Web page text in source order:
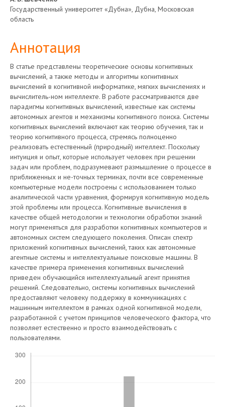
Государственный университет «Дубна», Дубна, Московская
область
Аннотация
В статье представлены теоретические основы когнитивных
вычислений, а также методы и алгоритмы когнитивных
вычислений в когнитивной информатике, мягких вычислениях и
вычислитель-ном интеллекте. В работе рассматриваются две
парадигмы когнитивных вычислений, известные как системы
автономных агентов и механизмы когнитивного поиска. Системы
когнитивных вычислений включают как теорию обучения, так и
теорию когнитивного процесса, стремясь полноценно
реализовать естественный (природный) интеллект. Поскольку
интуиция и опыт, которые использует человек при решении
задач или проблем, подразумевают размышление о процессе в
приближенных и не-точных терминах, почти все современные
компьютерные модели построены с использованием только
аналитической части уравнения, формируя когнитивную модель
этой проблемы или процесса. Когнитивные вычисления в
качестве общей методологии и технологии обработки знаний
могут применяться для разработки когнитивных компьютеров и
автономных систем следующего поколения. Описан спектр
приложений когнитивных вычислений, таких как автономные
агентные системы и интеллектуальные поисковые машины. В
качестве примера применения когнитивных вычислений
приведен обучающийся интеллектуальный агент принятия
решений. Следовательно, системы когнитивных вычислений
предоставляют человеку поддержку в коммуникациях с
машинным интеллектом в рамках одной когнитивной модели,
разработанной с учетом принципов человеческого фактора, что
позволяет естественно и просто взаимодействовать с
пользователями.